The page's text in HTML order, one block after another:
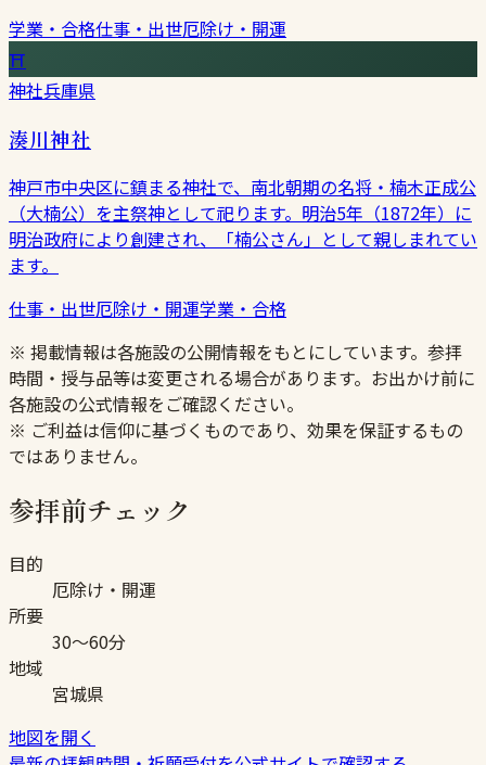
学業・合格仕事・出世厄除け・開運
⛩
神社兵庫県
湊川神社
神戸市中央区に鎮まる神社で、南北朝期の名将・楠木正成公
（大楠公）を主祭神として祀ります。明治5年（1872年）に
明治政府により創建され、「楠公さん」として親しまれてい
ます。
仕事・出世厄除け・開運学業・合格
※ 掲載情報は各施設の公開情報をもとにしています。参拝
時間・授与品等は変更される場合があります。お出かけ前に
各施設の公式情報をご確認ください。
※ ご利益は信仰に基づくものであり、効果を保証するもの
ではありません。
参拝前チェック
目的
厄除け・開運
所要
30〜60分
地域
宮城県
地図を開く